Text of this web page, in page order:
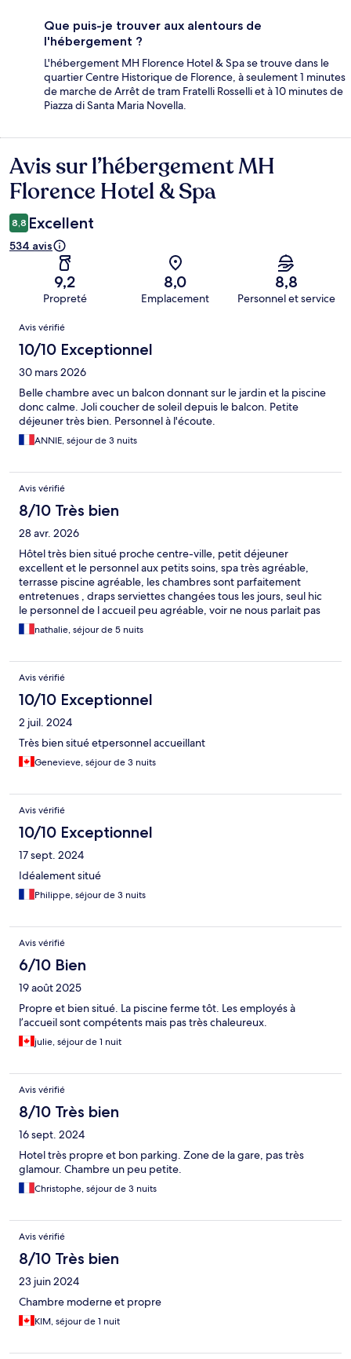
Que puis-je trouver aux alentours de
l'hébergement ?
L'hébergement MH Florence Hotel & Spa se trouve dans le
quartier Centre Historique de Florence, à seulement 1 minutes
de marche de Arrêt de tram Fratelli Rosselli et à 10 minutes de
Piazza di Santa Maria Novella.
Avis
Avis sur l’hébergement MH
Florence Hotel & Spa
8,8 Excellent
534 avis
9,2
Propreté
8,0
Emplacement
8,8
Personnel et service
Avis
Avis vérifié
10/10 Exceptionnel
30 mars 2026
Belle chambre avec un balcon donnant sur le jardin et la piscine
donc calme. Joli coucher de soleil depuis le balcon. Petite
déjeuner très bien. Personnel à l'écoute.
ANNIE, séjour de 3 nuits
Avis vérifié
8/10 Très bien
28 avr. 2026
Hôtel très bien situé proche centre-ville, petit déjeuner
excellent et le personnel aux petits soins, spa très agréable,
terrasse piscine agréable, les chambres sont parfaitement
entretenues , draps serviettes changées tous les jours, seul hic
le personnel de l accueil peu agréable, voir ne nous parlait pas
Sauf une jeune femme qui a vraiment été agréable
nathalie, séjour de 5 nuits
Avis vérifié
10/10 Exceptionnel
2 juil. 2024
Très bien situé etpersonnel accueillant
Genevieve, séjour de 3 nuits
Avis vérifié
10/10 Exceptionnel
17 sept. 2024
Idéalement situé
Philippe, séjour de 3 nuits
Avis vérifié
6/10 Bien
19 août 2025
Propre et bien situé. La piscine ferme tôt. Les employés à
l’accueil sont compétents mais pas très chaleureux.
julie, séjour de 1 nuit
Avis vérifié
8/10 Très bien
16 sept. 2024
Hotel très propre et bon parking. Zone de la gare, pas très
glamour. Chambre un peu petite.
Christophe, séjour de 3 nuits
Avis vérifié
8/10 Très bien
23 juin 2024
Chambre moderne et propre
KIM, séjour de 1 nuit